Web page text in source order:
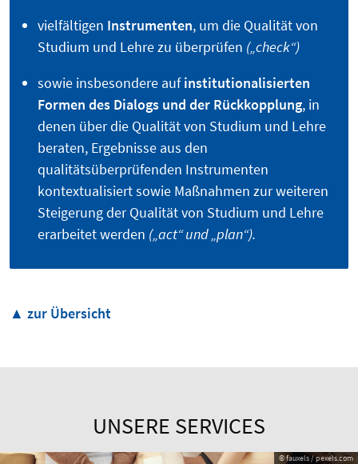
vielfältigen Instrumenten, um die Qualität von
Studium und Lehre zu überprüfen („check“)
sowie insbesondere aufinstitutionalisierten
Formen des Dialogs und der Rückkopplung, in
denen über die Qualität von Studium und Lehre
beraten, Ergebnisse aus den
qualitätsüberprüfenden Instrumenten
kontextualisiert sowie Maßnahmen zur weiteren
Steigerung der Qualität von Studium und Lehre
erarbeitet werden („act“ und „plan“).
▲ zur Übersicht
UNSERE SERVICES
© fauxels / pexels.com